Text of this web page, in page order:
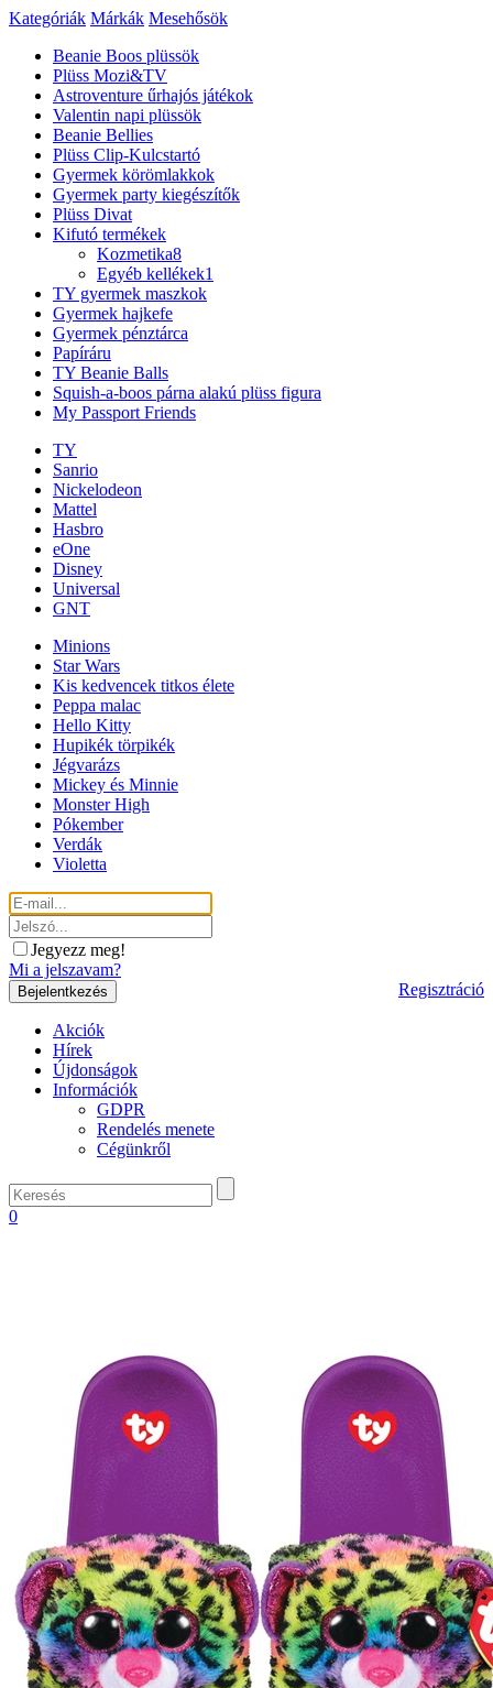
Kategóriák Márkák Mesehősök
Beanie Boos plüssök
Plüss Mozi&TV
Astroventure űrhajós játékok
Valentin napi plüssök
Beanie Bellies
Plüss Clip-Kulcstartó
Gyermek körömlakkok
Gyermek party kiegészítők
Plüss Divat
Kifutó termékek
Kozmetika8
Egyéb kellékek1
TY gyermek maszkok
Gyermek hajkefe
Gyermek pénztárca
Papíráru
TY Beanie Balls
Squish-a-boos párna alakú plüss figura
My Passport Friends
TY
Sanrio
Nickelodeon
Mattel
Hasbro
eOne
Disney
Universal
GNT
Minions
Star Wars
Kis kedvencek titkos élete
Peppa malac
Hello Kitty
Hupikék törpikék
Jégvarázs
Mickey és Minnie
Monster High
Pókember
Verdák
Violetta
Jegyezz meg!
Mi a jelszavam?
Regisztráció
Akciók
Hírek
Újdonságok
Információk
GDPR
Rendelés menete
Cégünkről
0